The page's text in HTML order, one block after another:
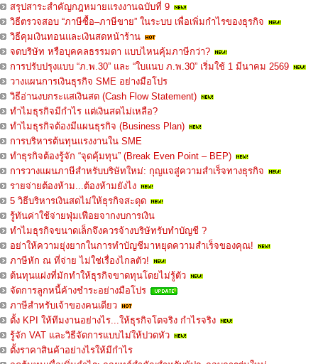
สรุปสาระสำคัญกฎหมายแรงงานฉบับที่ 9
วิธีตรวจสอบ “ภาษีซื้อ–ภาษีขาย” ในระบบ เพื่อเพิ่มกำไรของธุรกิจ
วิธีคุมเงินทอนและเงินสดหน้าร้าน
จดบริษัท หรือบุคคลธรรมดา แบบไหนคุ้มภาษีกว่า?
การปรับปรุงแบบ “ภ.พ.30” และ “ใบแนบ ภ.พ.30” เริ่มใช้ 1 มีนาคม 2569
วางแผนการเงินธุรกิจ SME อย่างมือโปร
วิธีอ่านงบกระแสเงินสด (Cash Flow Statement)
ทำไมธุรกิจมีกำไร แต่เงินสดไม่เหลือ?
ทำไมธุรกิจต้องมีแผนธุรกิจ (Business Plan)
การบริหารต้นทุนแรงงานใน SME
ทำธุรกิจต้องรู้จัก “จุดคุ้มทุน” (Break Even Point – BEP)
การวางแผนภาษีสำหรับบริษัทใหม่: กุญแจสู่ความสำเร็จทางธุรกิจ
รายจ่ายต้องห้าม...ต้องห้ามยังไง
5 วิธีบริหารเงินสดไม่ให้ธุรกิจสะดุด
รู้ทันค่าใช้จ่ายฟุ่มเฟือยจากงบการเงิน
ทำไมธุรกิจขนาดเล็กจึงควรจ้างบริษัทรับทำบัญชี ?
อย่าให้ความยุ่งยากในการทำบัญชีมาหยุดความสำเร็จของคุณ!
ภาษีหัก ณ ที่จ่าย ไม่ใช่เรื่องไกลตัว!
ต้นทุนแฝงที่มักทำให้ธุรกิจขาดทุนโดยไม่รู้ตัว
จัดการลูกหนี้ค้างชำระอย่างมือโปร
ภาษีสำหรับเจ้าของคนเดียว
ตั้ง KPI ให้ทีมงานอย่างไร...ให้ธุรกิจโตจริง กำไรจริง
รู้จัก VAT และวิธีจัดการแบบไม่ให้ปวดหัว
ตั้งราคาสินค้าอย่างไรให้มีกำไร